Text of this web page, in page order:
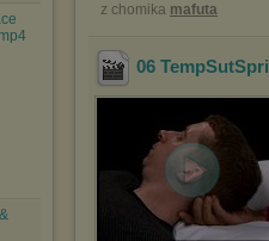
z chomika mafuta
06